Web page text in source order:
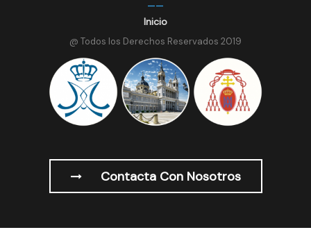
Inicio
@ Todos los Derechos Reservados 2019
Contacta Con Nosotros